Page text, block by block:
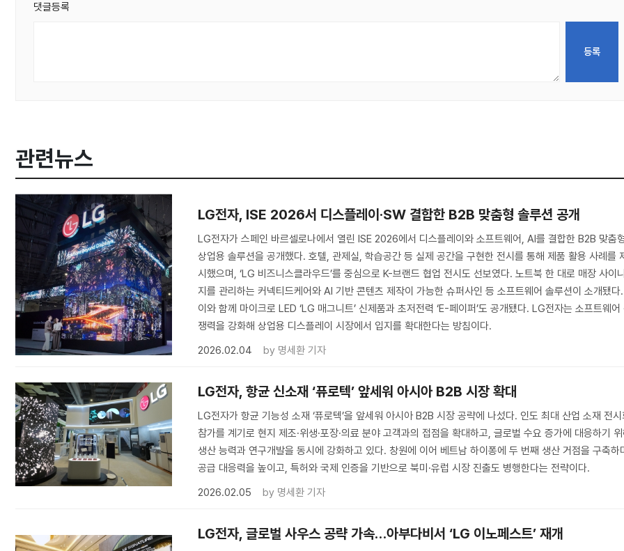
댓글등록
관련뉴스
LG전자, ISE 2026서 디스플레이·SW 결합한 B2B 맞춤형 솔루션 공개
LG전자가 스페인 바르셀로나에서 열린 ISE 2026에서 디스플레이와 소프트웨어, AI를 결합한 B2B 맞춤
상업용 솔루션을 공개했다. 호텔, 관제실, 학습공간 등 실제 공간을 구현한 전시를 통해 제품 활용 사례를
시했으며, ‘LG 비즈니스클라우드’를 중심으로 K-브랜드 협업 전시도 선보였다. 노트북 한 대로 매장 사이
지를 관리하는 커넥티드케어와 AI 기반 콘텐츠 제작이 가능한 슈퍼사인 등 소프트웨어 솔루션이 소개됐다.
이와 함께 마이크로 LED ‘LG 매그니트’ 신제품과 초저전력 ‘E-페이퍼’도 공개됐다. LG전자는 소프트웨어
쟁력을 강화해 상업용 디스플레이 시장에서 입지를 확대한다는 방침이다.
2026.02.04
by 명세환 기자
LG전자, 항균 신소재 ‘퓨로텍’ 앞세워 아시아 B2B 시장 확대
LG전자가 항균 기능성 소재 ‘퓨로텍’을 앞세워 아시아 B2B 시장 공략에 나섰다. 인도 최대 산업 소재 전
참가를 계기로 현지 제조·위생·포장·의료 분야 고객과의 접점을 확대하고, 글로벌 수요 증가에 대응하기
생산 능력과 연구개발을 동시에 강화하고 있다. 창원에 이어 베트남 하이퐁에 두 번째 생산 거점을 구축하
공급 대응력을 높이고, 특허와 국제 인증을 기반으로 북미·유럽 시장 진출도 병행한다는 전략이다.
2026.02.05
by 명세환 기자
LG전자, 글로벌 사우스 공략 가속…아부다비서 ‘LG 이노페스트’ 재개